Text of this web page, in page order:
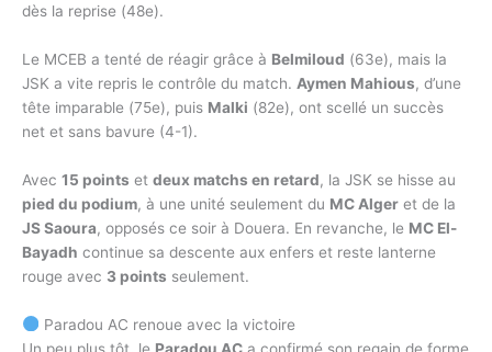
dès la reprise (48e).
Le MCEB a tenté de réagir grâce à Belmiloud (63e), mais la
JSK a vite repris le contrôle du match. Aymen Mahious, d’une
tête imparable (75e), puis Malki (82e), ont scellé un succès
net et sans bavure (4-1).
Avec 15 points et deux matchs en retard, la JSK se hisse au
pied du podium, à une unité seulement du MC Alger et de la
JS Saoura, opposés ce soir à Douera. En revanche, le MC El-
Bayadh continue sa descente aux enfers et reste lanterne
rouge avec 3 points seulement.
Paradou AC renoue avec la victoire
Un peu plus tôt, le Paradou AC a confirmé son regain de forme